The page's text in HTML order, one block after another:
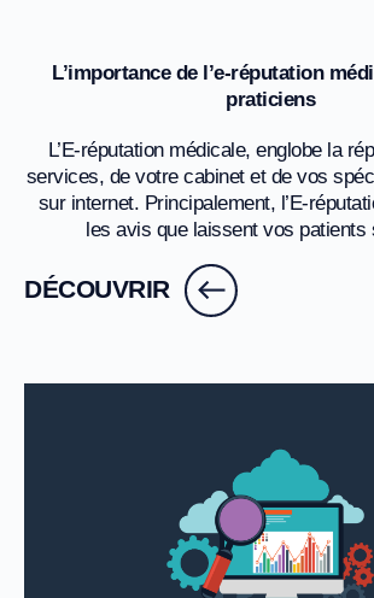
L’importance de l’e-réputation
praticiens
L’E-réputation médicale, englobe la
services, de votre cabinet et de vos
sur internet. Principalement, l’E-
les avis que laissent vos patients
DÉCOUVRIR